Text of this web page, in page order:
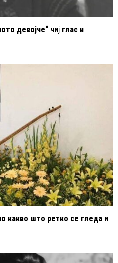
девојче“ чиј глас и
какво што ретко се гледа и